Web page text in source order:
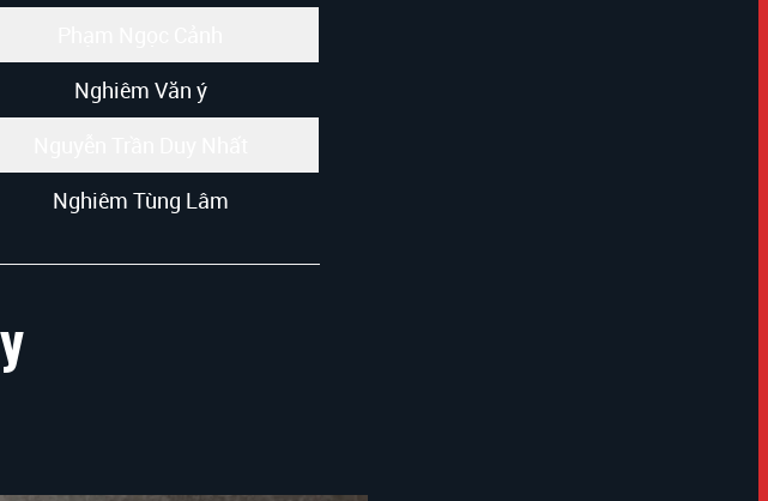
Nghiêm Văn ý
Nghiêm Tùng Lâm